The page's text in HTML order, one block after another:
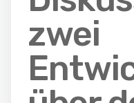
zwei